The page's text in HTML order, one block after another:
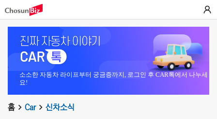
소소한 자동차 라이프부터 궁금증까지, 로그인 후 CAR톡에서 나누세
요!
홈 Car 신차소식